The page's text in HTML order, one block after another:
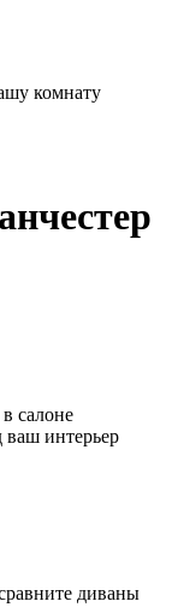
комнату
салоне
интерьер
диваны